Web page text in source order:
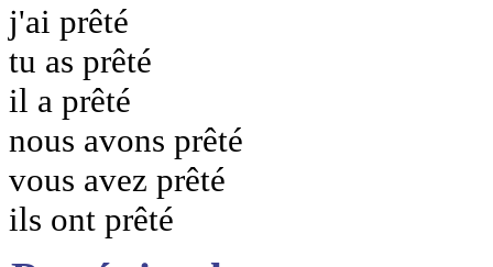
j'ai prêté
tu as prêté
il a prêté
nous avons prêté
vous avez prêté
ils ont prêté